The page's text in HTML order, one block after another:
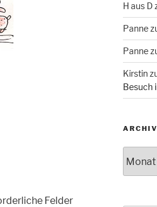
Felder
H aus D
Panne
Panne
Kirstin
Besuch
ARCHIV